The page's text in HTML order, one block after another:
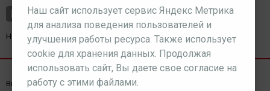
Наш партнерkurorty-sochi.ru
Выходные данные СМИ Реклама
Наш сайт использует сервис Яндекс Метрика
для анализа поведения пользователей и
улучшения работы ресурса. Также использует
cookie для хранения данных. Продолжая
использовать сайт, Вы даете свое согласие на
работу с этими файлами.